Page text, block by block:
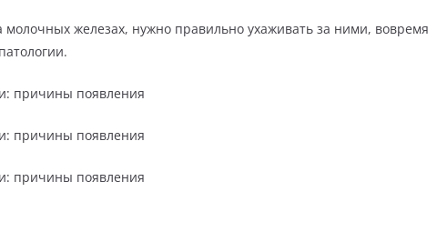
железах, нужно правильно ухаживать за ними, вовремя